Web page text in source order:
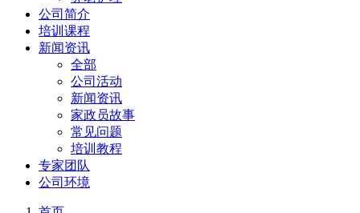
公司简介
培训课程
新闻资讯
全部
公司活动
新闻资讯
家政员故事
常见问题
培训教程
专家团队
公司环境